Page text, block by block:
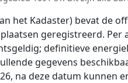
het Kadaster) bevat de
geregistreerd.
definitieve
gegevens
na deze datum